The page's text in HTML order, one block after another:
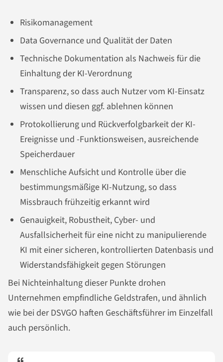
Risikomanagement
Data Governance und Qualität der Daten
Technische Dokumentation als Nachweis für die
Einhaltung der KI-Verordnung
Transparenz, so dass auch Nutzer vom KI-Einsatz
wissen und diesen ggf. ablehnen können
Protokollierung und Rückverfolgbarkeit der KI-
Ereignisse und -Funktionsweisen, ausreichende
Speicherdauer
Menschliche Aufsicht und Kontrolle über die
bestimmungsmäßige KI-Nutzung, so dass
Missbrauch frühzeitig erkannt wird
Genauigkeit, Robustheit, Cyber- und
Ausfallsicherheit für eine nicht zu manipulierende
KI mit einer sicheren, kontrollierten Datenbasis und
Widerstandsfähigkeit gegen Störungen
Bei Nichteinhaltung dieser Punkte drohen
Unternehmen empfindliche Geldstrafen, und ähnlich
wie bei der DSVGO haften Geschäftsführer im Einzelfall
auch persönlich.